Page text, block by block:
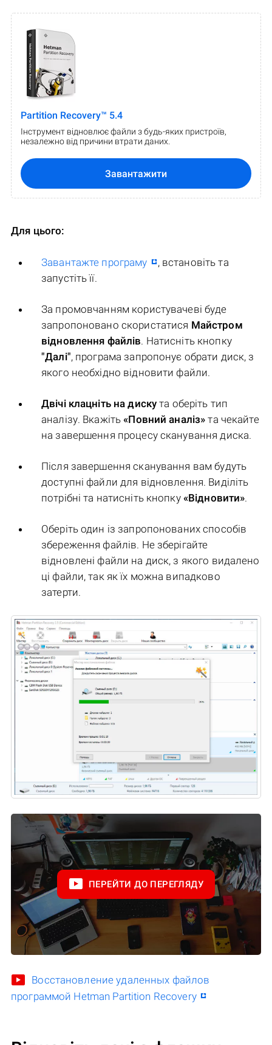
Partition Recovery™ 5.4
Інструмент відновлює файли з будь-яких пристроїв,
незалежно від причини втрати даних.
Завантажити
Для цього:
Завантажте програму
, встановіть та
запустіть її.
За промовчанням користувачеві буде
запропоновано скористатися Майстром
відновлення файлів. Натисніть кнопку
"Далі", програма запропонує обрати диск, з
якого необхідно відновити файли.
Двічі клацніть на диску та оберіть тип
аналізу. Вкажіть«Повний аналіз» та чекайте
на завершення процесу сканування диска.
Після завершення сканування вам будуть
доступні файли для відновлення. Виділіть
потрібні та натисніть кнопку «Відновити».
Оберіть один із запропонованих способів
збереження файлів. Не зберігайте
відновлені файли на диск, з якого видалено
ці файли, так як їх можна випадково
затерти.
ПЕРЕЙТИ ДО ПЕРЕГЛЯДУ
Восстановление удаленных файлов
программой Hetman Partition Recovery